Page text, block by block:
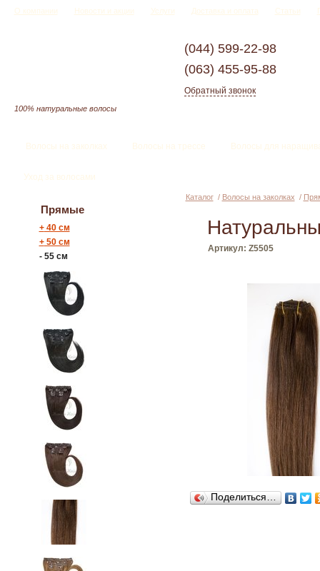
О компании Новости и акции Услуги Доставка и оплата Статьи
100% натуральные волосы
(044) 599-22-98
(063) 455-95-88
Обратный звонок
Волосы на заколках Волосы на трессе Волосы для
Уход за волосами
Прямые
+40 см
+50 см
-55 см
Каталог/ Волосы на заколках /
Артикул: Z5505
Поделиться…